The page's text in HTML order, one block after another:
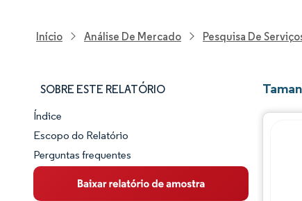
Início Análise De Mercado Pesquisa De
SOBRE ESTE RELATÓRIO
Panorama do Mercado
Visão Geral do Mercado
Principais Tendências de Mercado
Índice
Escopo do Relatório
Perguntas frequentes